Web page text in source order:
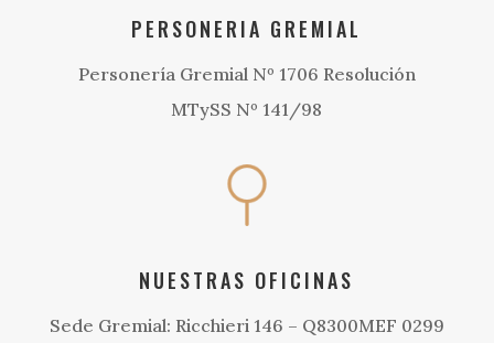
PERSONERIA GREMIAL
Personería Gremial Nº 1706 Resolución
MTySS Nº 141/98
NUESTRAS OFICINAS
Sede Gremial: Ricchieri 146 – Q8300MEF 0299